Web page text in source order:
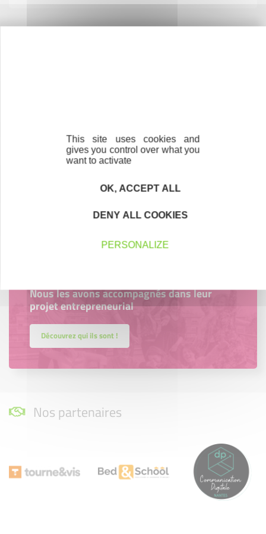
Trouvez à qui vous adresser
Créateurs, repreneurs, vos interlocuteurs en
Nous les avons accompagnés dans leur
projet entrepreneurial
Découvrez qui ils sont !
Nos partenaires
This site uses cookies and
gives you control over what you
want to activate
OK, ACCEPT ALL
DENY ALL COOKIES
PERSONALIZE